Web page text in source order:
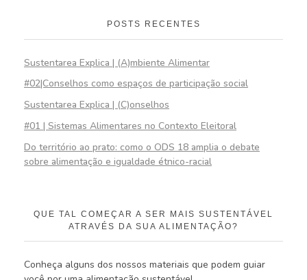
POSTS RECENTES
Sustentarea Explica | (A)mbiente Alimentar
#02|Conselhos como espaços de participação social
Sustentarea Explica | (C)onselhos
#01 | Sistemas Alimentares no Contexto Eleitoral
Do território ao prato: como o ODS 18 amplia o debate
sobre alimentação e igualdade étnico-racial
QUE TAL COMEÇAR A SER MAIS SUSTENTÁVEL
ATRAVÉS DA SUA ALIMENTAÇÃO?
Conheça alguns dos nossos materiais que podem guiar